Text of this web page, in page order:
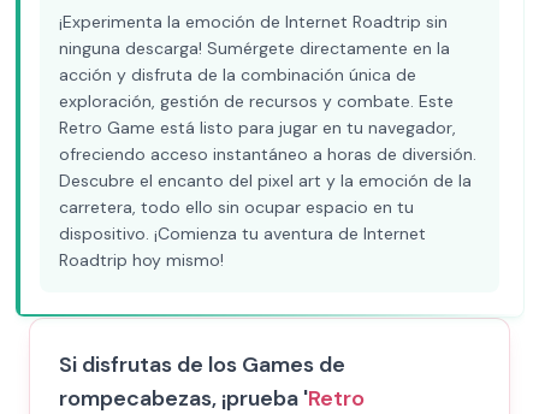
¡Experimenta la emoción de Internet Roadtrip sin
ninguna descarga! Sumérgete directamente en la
acción y disfruta de la combinación única de
exploración, gestión de recursos y combate. Este
Retro Game está listo para jugar en tu navegador,
ofreciendo acceso instantáneo a horas de diversión.
Descubre el encanto del pixel art y la emoción de la
carretera, todo ello sin ocupar espacio en tu
dispositivo. ¡Comienza tu aventura de Internet
Roadtrip hoy mismo!
Si disfrutas de los Games de
rompecabezas, ¡prueba 'Retro